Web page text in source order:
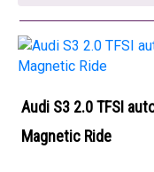
Audi S3 2.0 TFSI
Magnetic Ride